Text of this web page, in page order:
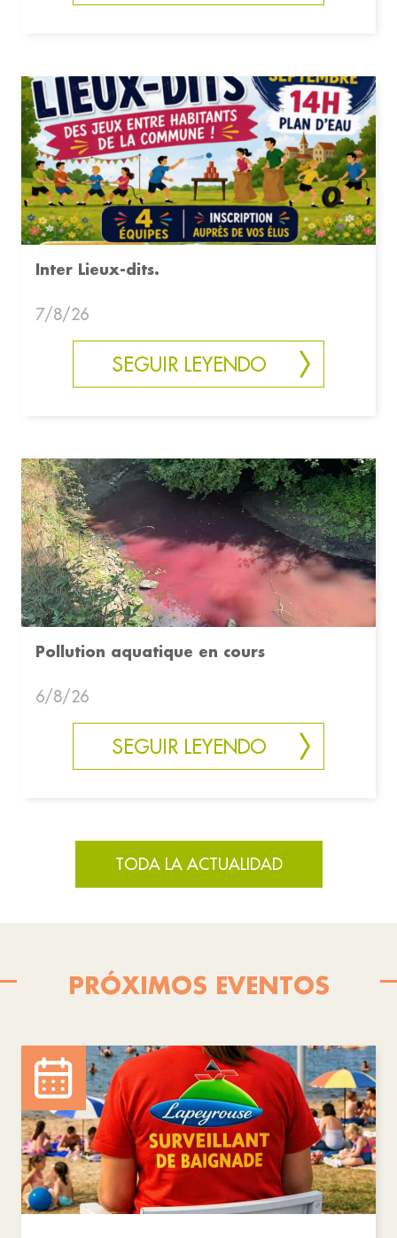
Inter Lieux-dits.
7/8/26
SEGUIR LEYENDO
Pollution aquatique en cours
6/8/26
SEGUIR LEYENDO
TODA LA ACTUALIDAD
PRÓXIMOS EVENTOS